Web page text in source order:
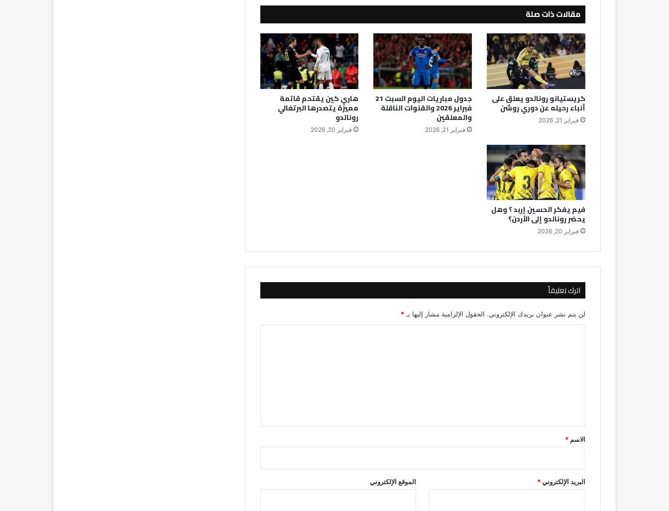
مقالات ذات صلة
كريستيانو رونالدو يعلق على
أنباء رحيله عن دوري روشن
فبراير 21, 2026
جدول مباريات اليوم السبت 21
فبراير 2026 والقنوات الناقلة
والمعلقين
فبراير 21, 2026
هاري كين يقتحم قائمة
مميزة يتصدرها البرتغالي
رونالدو
فبراير 20, 2026
فيم يفكر الحسين إربد ؟ وهل
يحضر رونالدو إلى الأردن؟
فبراير 20, 2026
اترك تعليقاً
لن يتم نشر عنوان بريدك الإلكتروني. الحقول الإلزامية مشار إليها بـ*
*
الاسم *
البريد الإلكتروني* الموقع الإلكتروني